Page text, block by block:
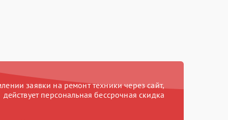
заявки на ремонт техники через сайт,
действует персональная бессрочная скидка